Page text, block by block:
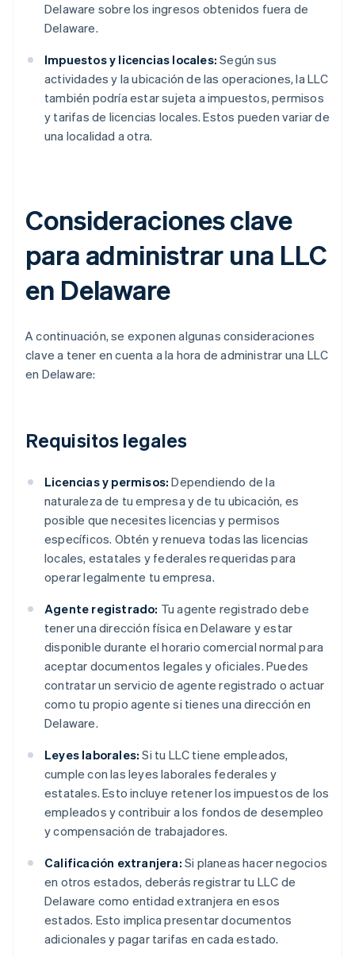
Delaware sobre los ingresos obtenidos fuera de
Delaware.
Impuestos y licencias locales: Según sus
actividades y la ubicación de las operaciones, la LLC
también podría estar sujeta a impuestos, permisos
y tarifas de licencias locales. Estos pueden variar de
una localidad a otra.
Consideraciones clave
para administrar una LLC
en Delaware
A continuación, se exponen algunas consideraciones
clave a tener en cuenta a la hora de administrar una LLC
en Delaware:
Requisitos legales
Licencias y permisos: Dependiendo de la
naturaleza de tu empresa y de tu ubicación, es
posible que necesites licencias y permisos
específicos. Obtén y renueva todas las licencias
locales, estatales y federales requeridas para
operar legalmente tu empresa.
Agente registrado: Tu agente registrado debe
tener una dirección física en Delaware y estar
disponible durante el horario comercial normal para
aceptar documentos legales y oficiales. Puedes
contratar un servicio de agente registrado o actuar
como tu propio agente si tienes una dirección en
Delaware.
Leyes laborales: Si tu LLC tiene empleados,
cumple con las leyes laborales federales y
estatales. Esto incluye retener los impuestos de los
empleados y contribuir a los fondos de desempleo
y compensación de trabajadores.
Calificación extranjera: Si planeas hacer negocios
en otros estados, deberás registrar tu LLC de
Delaware como entidad extranjera en esos
estados. Esto implica presentar documentos
adicionales y pagar tarifas en cada estado.